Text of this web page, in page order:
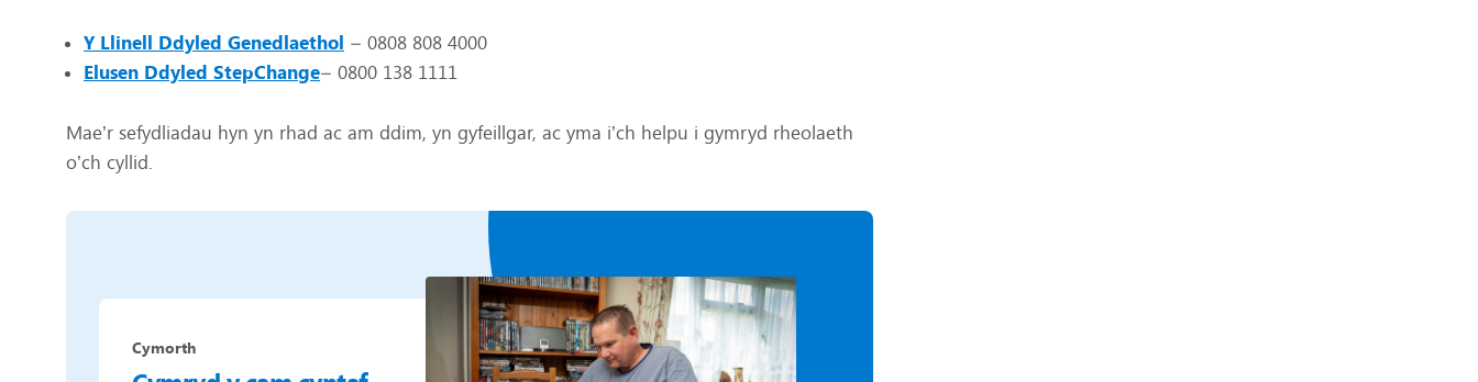
Y Llinell Ddyled Genedlaethol – 0808 808 4000
Elusen Ddyled StepChange– 0800 138 1111
Mae’r sefydliadau hyn yn rhad ac am ddim, yn gyfeillgar, ac yma i’ch helpu i gymryd rheolaeth
o’ch cyllid.
Cymorth